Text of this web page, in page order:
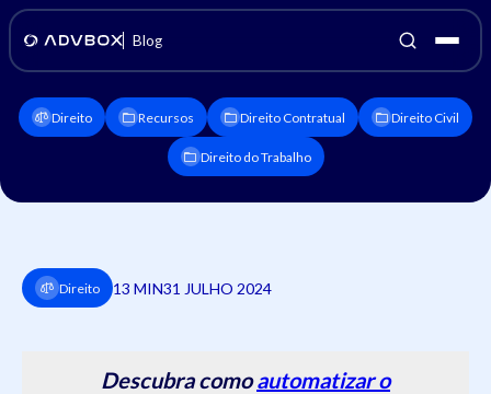
Blog
Direito Recursos Direito Contratual Direito Civil
Direito do Trabalho
Direito 13 MIN31 JULHO 2024
Descubra comoautomatizar o